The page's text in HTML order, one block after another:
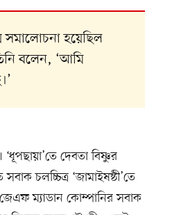
সমালোচনা হয়েছিল
বলেন, ‘আমি
দেবতা বিষ্ণুর
চলচ্চিত্র ‘জামাইষষ্ঠী’তে
ম্যাডান কোম্পানির সবাক